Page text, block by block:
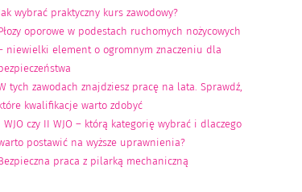
wybrać praktyczny kurs zawodowy?
oporowe w podestach ruchomych nożycowych
niewielki element o ogromnym znaczeniu dla
tych zawodach znajdziesz pracę na lata. Sprawdź,
kwalifikacje warto zdobyć
WJO czy II WJO – którą kategorię wybrać i dlaczego
postawić na wyższe uprawnienia?
praca z pilarką mechaniczną